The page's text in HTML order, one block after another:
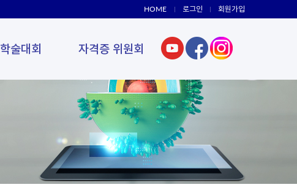
HOME 로그인 회원가입
학술대회 자격증 위원회